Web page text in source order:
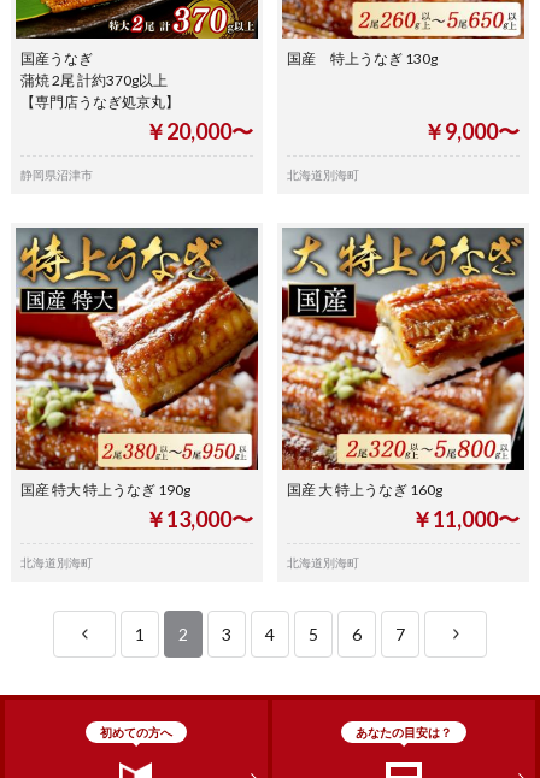
国産うなぎ
蒲焼 2尾 計約370g以上
【専門店うなぎ処京丸】
￥20,000〜
静岡県沼津市
国産 特上うなぎ 130g
￥9,000〜
北海道別海町
国産 特大 特上うなぎ 190g
￥13,000〜
北海道別海町
国産 大 特上うなぎ 160g
￥11,000〜
北海道別海町
1 2 3 4 5 6 7
初めての方へ あなたの目安は？